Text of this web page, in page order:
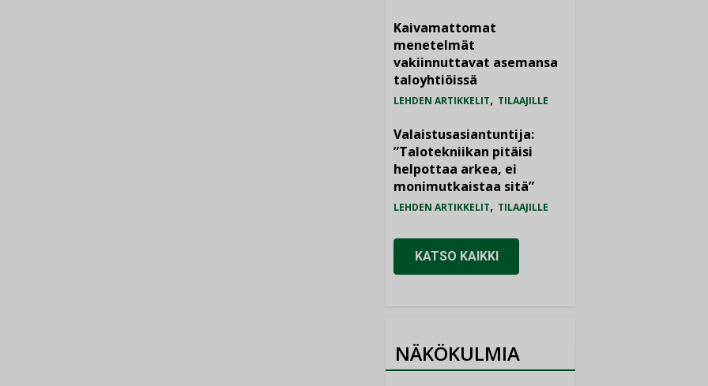
Kaivamattomat
menetelmät
vakiinnuttavat asemansa
taloyhtiöissä
LEHDEN ARTIKKELIT, TILAAJILLE
Valaistusasiantuntija:
”Talotekniikan pitäisi
helpottaa arkea, ei
monimutkaistaa sitä”
LEHDEN ARTIKKELIT, TILAAJILLE
KATSO KAIKKI
NÄKÖKULMIA